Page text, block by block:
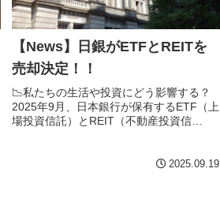
【News】日銀がETFとREITを
売却決定！！
📉私たちの生活や投資にどう影響する？
2025年9月、日本銀行が保有するETF（上
場投資信託）とREIT（不動産投資信
2025.09.19